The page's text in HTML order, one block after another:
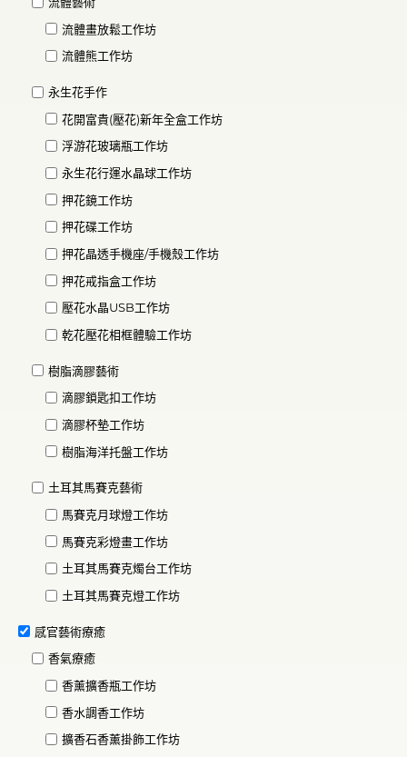
流體畫放鬆工作坊
流體熊工作坊
永生花手作
花開富貴(壓花)新年全盒工作坊
浮游花玻璃瓶工作坊
永生花行運水晶球工作坊
押花鏡工作坊
押花碟工作坊
押花晶透手機座/手機殼工作坊
押花戒指盒工作坊
壓花水晶USB工作坊
乾花壓花相框體驗工作坊
樹脂滴膠藝術
滴膠鎖匙扣工作坊
滴膠杯墊工作坊
樹脂海洋托盤工作坊
土耳其馬賽克藝術
馬賽克月球燈工作坊
馬賽克彩燈畫工作坊
土耳其馬賽克燭台工作坊
土耳其馬賽克燈工作坊
感官藝術療癒
香氣療癒
香薰擴香瓶工作坊
香水調香工作坊
擴香石香薰掛飾工作坊